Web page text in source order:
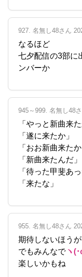
927. 名無し48さん
なるほど
七夕配信の3部に
ンバーか
945～999. 名無し48
「やっと新曲来た
「遂に来たか」
「おお新曲来たか
「新曲来たんだ」
「待った甲斐あっ
「来たな」
955. 名無し48さん
期待しないほう
でもみんなでヽ(･
楽しいかもね